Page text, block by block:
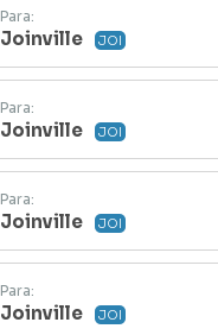
Para:
Joinville JOI
Para:
Joinville JOI
Para:
Joinville JOI
Para:
Joinville JOI